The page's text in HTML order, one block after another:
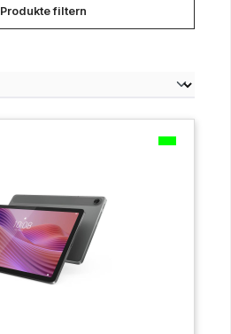
Produkte filtern